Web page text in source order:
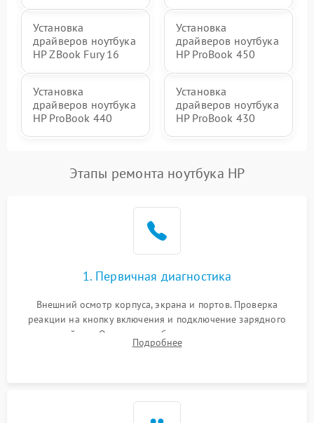
Установка
драйверов ноутбука
HP ZBook Fury 16
Установка
драйверов ноутбука
HP ProBook 450
Установка
драйверов ноутбука
HP ProBook 440
Установка
драйверов ноутбука
HP ProBook 430
Этапы ремонта ноутбука HP
1. Первичная диагностика
Внешний осмотр корпуса, экрана и портов. Проверка
реакции на кнопку включения и подключение зарядного
устройства. Оценка потребления тока с помощью
лабораторного блока питания для локализации проблемы.
Подробнее